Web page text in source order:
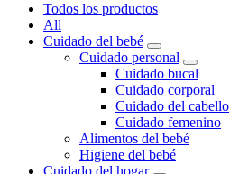
Todos los productos
All
Cuidado del bebé
Cuidado personal
Cuidado bucal
Cuidado corporal
Cuidado del cabello
Cuidado femenino
Alimentos del bebé
Higiene del bebé